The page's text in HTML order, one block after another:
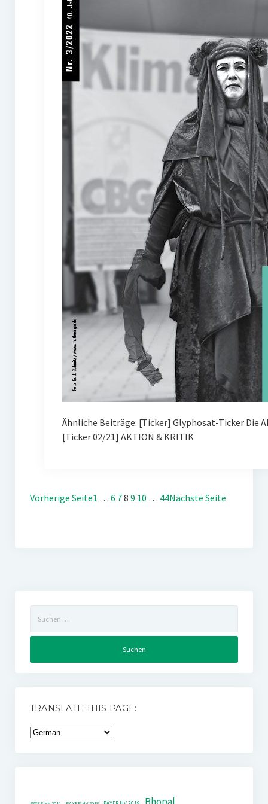
Ähnliche Beiträge: [Ticker] Glyphosat-Ticker Die
[Ticker 02/21] AKTION & KRITIK
Vorherige Seite1 … 6 78 9 10 … 44Nächste Seite
nach:
TRANSLATE THIS PAGE: